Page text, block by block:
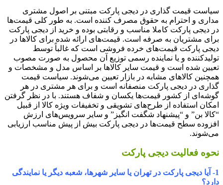
قیمت‏ گذاری در دیجی پارکت مبتنی بر اصول مشتری
و احترام به حقوق مصرف کننده است. به طور کلی قیمت‏‌ها
دیجی پارکت کاملا مناسب و رقابتی بوده و خرید از دیجی پارکت
مشتریان به صرفه است. قیمت‌‏های ارائه شده برای کالاها در
پارکت قیمت‌‏های خرده فروشی است که غالباً توسط
و یا نماینده رسمی توزیع آن محصول به صورت مصوب
شده است و قیمت سایر کالاها بر اساس مدل و مشخصات و
کالاهای مشابه در بازار تعیین می‏‌شوند. سیاست قیمت‌
در دیجی پارکت منصفانه است و برای هر مشتری در هر
از کشور قیمت‏‌ها یکسان و شفاف هستند. بادر نظر گرفتن
استفاده از طرح‌های تشویقی و تخفیفات ویژه کالا از قبیل
بن” و “پیشنهاد شگفت انگیز” و سایر سرویس‌‏های ارزش
سطح قیمت‏‌ها در دیجی پارکت بیش از پیش مناسب ارزیابی
فعالیت دیجی پارکت
1- آیا دیجی پارکت در تهران یا سایر شهرها، شعبه دیگر یا نمایندگی